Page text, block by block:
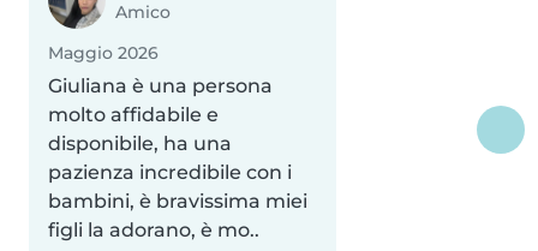
Amico
Maggio 2026
Giuliana è una persona
molto affidabile e
disponibile, ha una
pazienza incredibile con i
bambini, è bravissima miei
figli la adorano, è mo..